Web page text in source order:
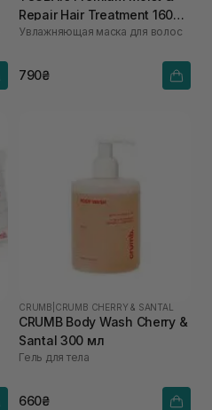
Repair Hair Treatment 160
мл
Увлажняющая маска для волос
790₴
CRUMB CRUMB CHERRY & SANTAL
CRUMB Body Wash Cherry &
Santal 300 мл
Гель для тела
660₴